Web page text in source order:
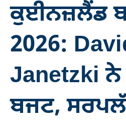
ਕੁਈਨਜ਼ਲੈਂਡ
2026:
Janetzki ਨੇ
ਬਜਟ,